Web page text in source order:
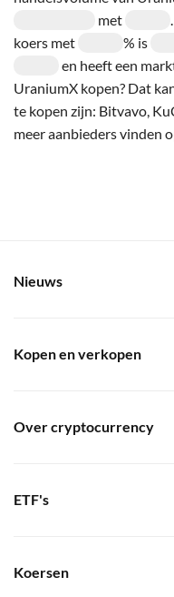
met
koers met
% is
en heeft een
UraniumX kopen? Dat
te kopen zijn: Bitvavo,
meer aanbieders vinden
Nieuws
Kopen en verkopen
Over cryptocurrency
ETF's
Koersen